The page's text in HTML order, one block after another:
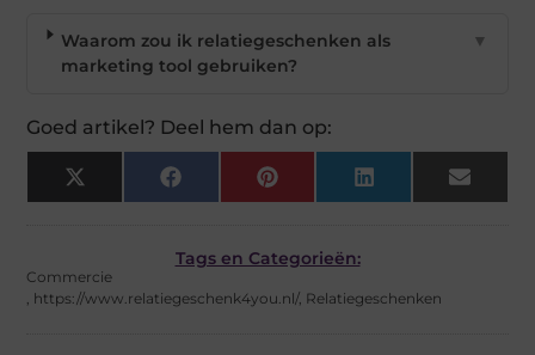
Waarom zou ik relatiegeschenken als
marketing tool gebruiken?
▼
Goed artikel? Deel hem dan op:
X
(Twitter)
Facebook Pinterest LinkedIn Email
Tags en Categorieën:
Commercie
, https://www.relatiegeschenk4you.nl/, Relatiegeschenken